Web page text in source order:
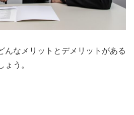
んなメリットとデメリットがある
う。